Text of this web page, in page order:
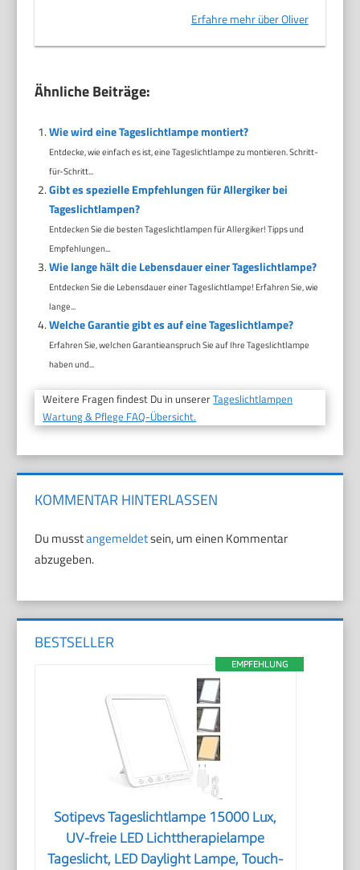
Erfahre mehr über Oliver
Ähnliche Beiträge:
Wie wird eine Tageslichtlampe montiert?
Entdecke, wie einfach es ist, eine Tageslichtlampe zu montieren. Schritt-
für-Schritt...
Gibt es spezielle Empfehlungen für Allergiker bei
Tageslichtlampen?
Entdecken Sie die besten Tageslichtlampen für Allergiker! Tipps und
Empfehlungen...
Wie lange hält die Lebensdauer einer Tageslichtlampe?
Entdecken Sie die Lebensdauer einer Tageslichtlampe! Erfahren Sie, wie
lange...
Welche Garantie gibt es auf eine Tageslichtlampe?
Erfahren Sie, welchen Garantieanspruch Sie auf Ihre Tageslichtlampe
haben und...
Weitere Fragen findest Du in unsererTageslichtlampen
Wartung & Pflege FAQ-Übersicht.
KOMMENTAR HINTERLASSEN
Du musstangemeldetsein, um einen Kommentar
abzugeben.
BESTSELLER
EMPFEHLUNG
Sotipevs Tageslichtlampe 15000 Lux,
UV-freie LED Lichttherapielampe
Tageslicht, LED Daylight Lampe, Touch-